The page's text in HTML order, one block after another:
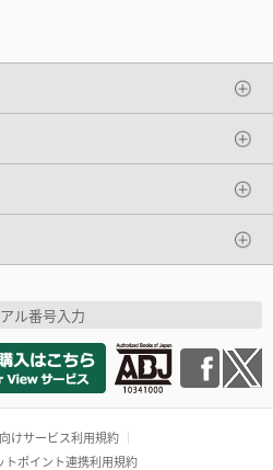
ル番号入力
けサービス利用規約
トポイント連携利用規約